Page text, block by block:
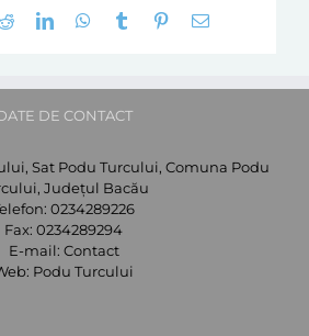
RedditLinkedInWhatsApp
Tumblr Pinterest
E-
DE CONTACT
Sat Podu Turcului, Comuna Podu
Județul Bacău
0234289226
Fax: 0234289294
E-mail: Contact
Podu Turcului